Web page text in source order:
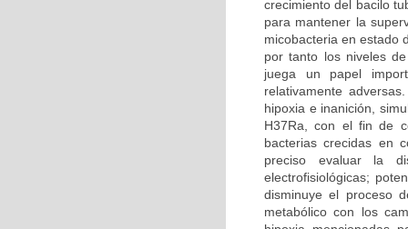
crecimiento del bacilo
para mantener la
micobacteria en estado
por tanto los niveles
juega un papel
relativamente
hipoxia e inanición,
H37Ra, con el fin de
bacterias crecidas en
preciso evaluar la
electrofisiológicas;
disminuye el proceso
metabólico con los